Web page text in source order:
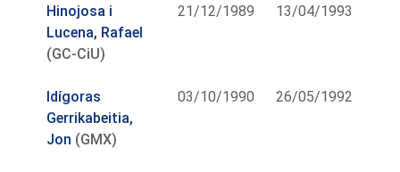
Hinojosa i
Lucena, Rafael
(GC-CiU)
21/12/1989 13/04/1993
Idígoras
Gerrikabeitia,
Jon (GMX)
03/10/1990 26/05/1992